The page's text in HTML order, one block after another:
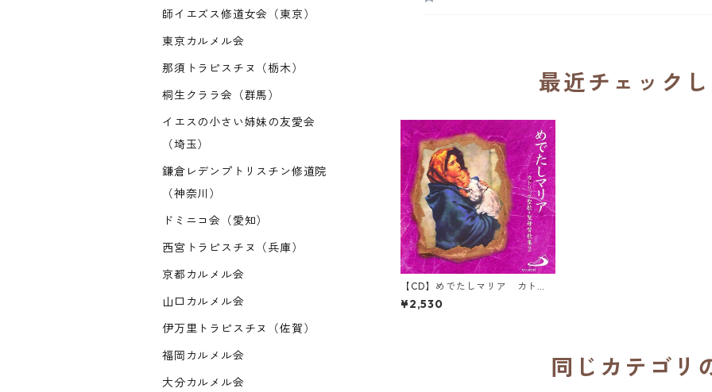
最近チェック
【CD】めでたしマリア カトリ
ック聖歌・聖母賛歌集２／イエス
のカリタス修道女会（合唱）
¥2,530
同じカテゴリ
師イエズス修道女会（東京）
東京カルメル会
那須トラピスチヌ（栃木）
桐生クララ会（群馬）
イエスの小さい姉妹の友愛会
（埼玉）
鎌倉レデンプトリスチン修道院
（神奈川）
ドミニコ会（愛知）
西宮トラピスチヌ（兵庫）
京都カルメル会
山口カルメル会
伊万里トラピスチヌ（佐賀）
福岡カルメル会
大分カルメル会